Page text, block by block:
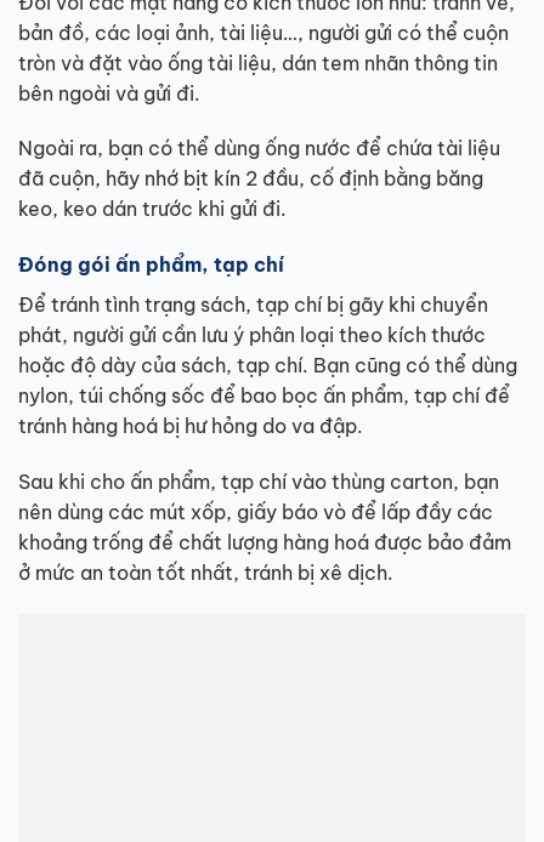
bản đồ, các loại ảnh, tài liệu…, người gửi có thể cuộn
tròn và đặt vào ống tài liệu, dán tem nhãn thông tin
bên ngoài và gửi đi.
Ngoài ra, bạn có thể dùng ống nước để chứa tài liệu
đã cuộn, hãy nhớ bịt kín 2 đầu, cố định bằng băng
keo, keo dán trước khi gửi đi.
Đóng gói ấn phẩm, tạp chí
Để tránh tình trạng sách, tạp chí bị gãy khi chuyển
phát, người gửi cần lưu ý phân loại theo kích thước
hoặc độ dày của sách, tạp chí. Bạn cũng có thể dùng
nylon, túi chống sốc để bao bọc ấn phẩm, tạp chí để
tránh hàng hoá bị hư hỏng do va đập.
Sau khi cho ấn phẩm, tạp chí vào thùng carton, bạn
nên dùng các mút xốp, giấy báo vò để lấp đầy các
khoảng trống để chất lượng hàng hoá được bảo đảm
ở mức an toàn tốt nhất, tránh bị xê dịch.